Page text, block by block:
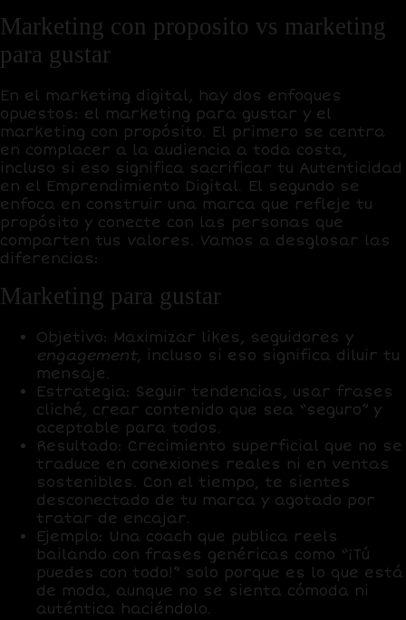
Marketing con proposito vs marketing
para gustar
En el marketing digital, hay dos enfoques
opuestos: el marketing para gustar y el
marketing con propósito. El primero se centra
en complacer a la audiencia a toda costa,
incluso si eso significa sacrificar tu Autenticidad
en el Emprendimiento Digital. El segundo se
enfoca en construir una marca que refleje tu
propósito y conecte con las personas que
comparten tus valores. Vamos a desglosar las
diferencias:
Marketing para gustar
Objetivo: Maximizar likes, seguidores y
engagement, incluso si eso significa diluir tu
mensaje.
Estrategia: Seguir tendencias, usar frases
cliché, crear contenido que sea “seguro” y
aceptable para todos.
Resultado: Crecimiento superficial que no se
traduce en conexiones reales ni en ventas
sostenibles. Con el tiempo, te sientes
desconectado de tu marca y agotado por
tratar de encajar.
Ejemplo: Una coach que publica reels
bailando con frases genéricas como “¡Tú
puedes con todo!” solo porque es lo que está
de moda, aunque no se sienta cómoda ni
auténtica haciéndolo.